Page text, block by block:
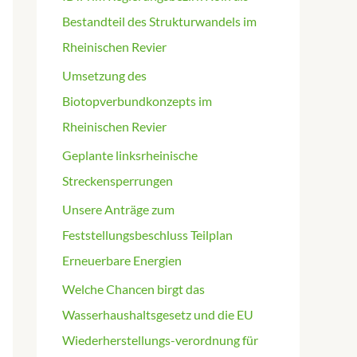
Bestandteil des Strukturwandels im
Rheinischen Revier
Umsetzung des
Biotopverbundkonzepts im
Rheinischen Revier
Geplante linksrheinische
Streckensperrungen
Unsere Anträge zum
Feststellungsbeschluss Teilplan
Erneuerbare Energien
Welche Chancen birgt das
Wasserhaushaltsgesetz und die EU
Wiederherstellungs-verordnung für